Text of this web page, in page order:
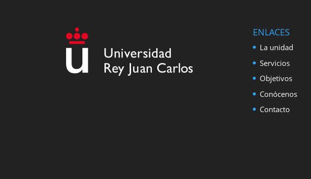
ENLACES
La unidad
Servicios
Objetivos
Conócenos
Contacto